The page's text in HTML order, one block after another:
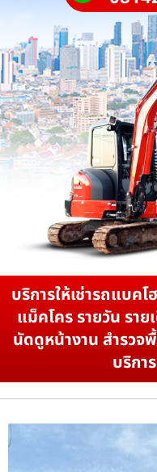
บริการให้เช่ารถแบค
แม็คโคร รายวัน ราย
นัดดูหน้างาน สำรวจ
บริกา